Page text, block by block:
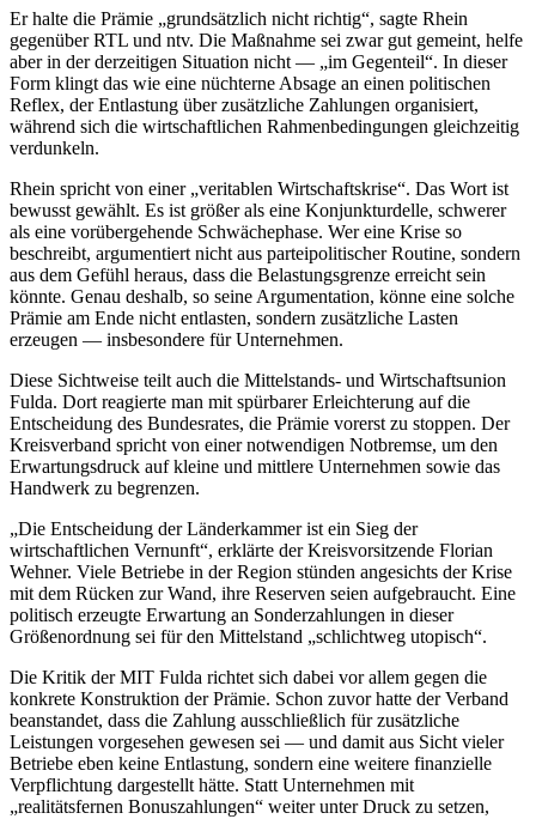
Er halte die Prämie „grundsätzlich nicht richtig“, sagte Rhein
gegenüber RTL und ntv. Die Maßnahme sei zwar gut gemeint, helfe
aber in der derzeitigen Situation nicht — „im Gegenteil“. In dieser
Form klingt das wie eine nüchterne Absage an einen politischen
Reflex, der Entlastung über zusätzliche Zahlungen organisiert,
während sich die wirtschaftlichen Rahmenbedingungen gleichzeitig
verdunkeln.
Rhein spricht von einer „veritablen Wirtschaftskrise“. Das Wort ist
bewusst gewählt. Es ist größer als eine Konjunkturdelle, schwerer
als eine vorübergehende Schwächephase. Wer eine Krise so
beschreibt, argumentiert nicht aus parteipolitischer Routine, sondern
aus dem Gefühl heraus, dass die Belastungsgrenze erreicht sein
könnte. Genau deshalb, so seine Argumentation, könne eine solche
Prämie am Ende nicht entlasten, sondern zusätzliche Lasten
erzeugen — insbesondere für Unternehmen.
Diese Sichtweise teilt auch die Mittelstands- und Wirtschaftsunion
Fulda. Dort reagierte man mit spürbarer Erleichterung auf die
Entscheidung des Bundesrates, die Prämie vorerst zu stoppen. Der
Kreisverband spricht von einer notwendigen Notbremse, um den
Erwartungsdruck auf kleine und mittlere Unternehmen sowie das
Handwerk zu begrenzen.
„Die Entscheidung der Länderkammer ist ein Sieg der
wirtschaftlichen Vernunft“, erklärte der Kreisvorsitzende Florian
Wehner. Viele Betriebe in der Region stünden angesichts der Krise
mit dem Rücken zur Wand, ihre Reserven seien aufgebraucht. Eine
politisch erzeugte Erwartung an Sonderzahlungen in dieser
Größenordnung sei für den Mittelstand „schlichtweg utopisch“.
Die Kritik der MIT Fulda richtet sich dabei vor allem gegen die
konkrete Konstruktion der Prämie. Schon zuvor hatte der Verband
beanstandet, dass die Zahlung ausschließlich für zusätzliche
Leistungen vorgesehen gewesen sei — und damit aus Sicht vieler
Betriebe eben keine Entlastung, sondern eine weitere finanzielle
Verpflichtung dargestellt hätte. Statt Unternehmen mit
„realitätsfernen Bonuszahlungen“ weiter unter Druck zu setzen,